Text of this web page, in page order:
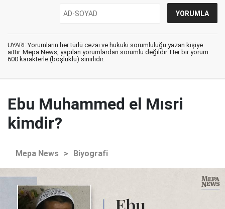
UYARI: Yorumların her türlü cezai ve hukuki sorumluluğu yazan kişiye
aittir. Mepa News, yapılan yorumlardan sorumlu değildir. Her bir yorum
600 karakterle (boşluklu) sınırlıdır.
Ebu Muhammed el Mısri
kimdir?
Mepa News > Biyografi